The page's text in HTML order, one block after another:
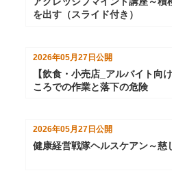
を出す（スライド付き）
2026年05月27日公開
【飲食・小売店_アルバイト向
ころでの作業と落下の危険
2026年05月27日公開
健康経営戦隊ヘルスケアン～慈